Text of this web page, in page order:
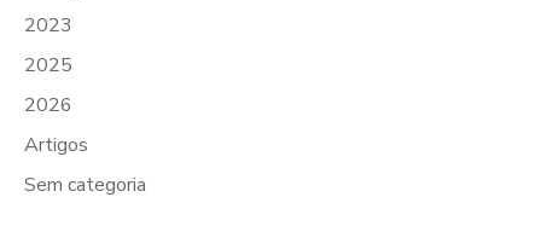
2023
2025
2026
Artigos
Sem categoria